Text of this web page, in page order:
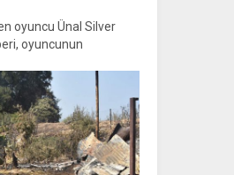
oyuncu Ünal Silver
oyuncunun
“Usta Oyuncumuz ve